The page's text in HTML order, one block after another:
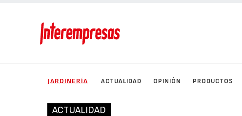
JARDINERÍA ACTUALIDAD OPINIÓN PRODUCTOS
ACTUALIDAD